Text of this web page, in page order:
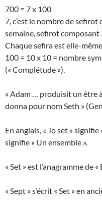
700 = 7 x 100
7, c’est le nombre de
semaine, sefirot
Chaque sefira est elle-
100 = 10 x 10 = nombre
(« Complétude »).
« Adam … produisit un être
donna pour nom Seth »
En anglais, « To set »
signifie « Un ensemble ».
« Set » est l’anagramme de «
« Sept » s’écrit « Set » en